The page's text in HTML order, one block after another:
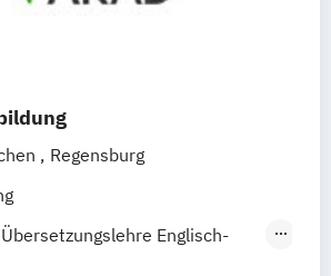
Regensburg
Englisch-